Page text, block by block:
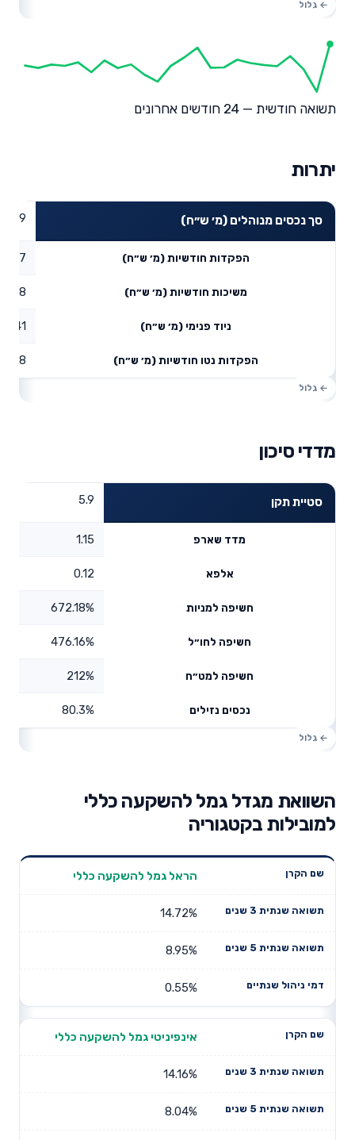
תשואה חודשית — 24 חודשים אחרונים
יתרות
סך נכסים מנוהלים (מ׳ ש״ח)
הפקדות חודשיות (מ׳ ש״ח)
משיכות חודשיות (מ׳ ש״ח) 8
ניוד פנימי (מ׳ ש״ח) 9.41
הפקדות נטו חודשיות (מ׳ ש״ח)
מדדי סיכון
סטיית תקן 5.9
מדד שארפ 1.15
אלפא 0.12
חשיפה למניות 672.18%
חשיפה לחו״ל 476.16%
חשיפה למט״ח 212%
נכסים נזילים 80.3%
השוואת מגדל גמל להשקעה כללי
למובילות בקטגוריה
שנים
תשואה
הראל גמל להשקעה כללי
14.72%
8.95%
0.55%
אינפיניטי גמל להשקעה כללי
14.16%
8.04%